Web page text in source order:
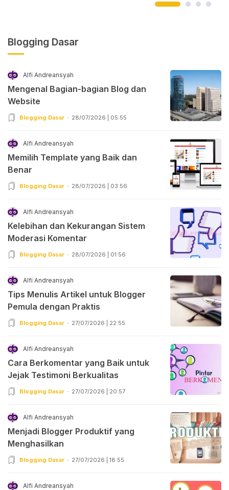
Blogging Dasar
Alfi Andreansyah
Mengenal Bagian-bagian Blog dan
Website
Blogging Dasar 28/07/2026 | 05:55
Alfi Andreansyah
Memilih Template yang Baik dan
Benar
Blogging Dasar 28/07/2026 | 03:56
Alfi Andreansyah
Kelebihan dan Kekurangan Sistem
Moderasi Komentar
Blogging Dasar 28/07/2026 | 01:56
Alfi Andreansyah
Tips Menulis Artikel untuk Blogger
Pemula dengan Praktis
Blogging Dasar 27/07/2026 | 22:55
Alfi Andreansyah
Cara Berkomentar yang Baik untuk
Jejak Testimoni Berkualitas
Blogging Dasar 27/07/2026 | 20:57
Alfi Andreansyah
Menjadi Blogger Produktif yang
Menghasilkan
Blogging Dasar 27/07/2026 | 18:55
Alfi Andreansyah